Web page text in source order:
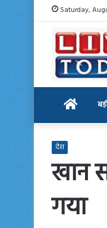
Saturday,
Home
देश
खान
गया